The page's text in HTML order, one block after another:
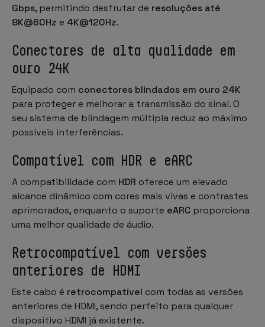
Gbps, permitindo desfrutar de resoluções até
8K@60Hz e 4K@120Hz.
Conectores de alta qualidade em
ouro 24K
Equipado com conectores blindados em ouro 24K
para proteger e melhorar a transmissão do sinal. O
seu sistema de blindagem múltipla reduz ao máximo
possíveis interferências.
Compatível com HDR e eARC
A compatibilidade com HDR oferece um elevado
alcance dinâmico com cores mais vivas e contrastes
aprimorados, enquanto o suporte eARC proporciona
uma melhor qualidade de áudio.
Retrocompatível com versões
anteriores de HDMI
Este cabo é retrocompatível com todas as versões
anteriores de HDMI, sendo perfeito para qualquer
dispositivo HDMI já existente.